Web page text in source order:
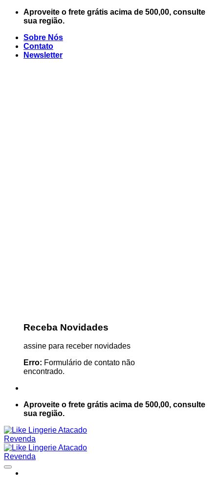
Skip
Aproveite o frete grátis acima de 500,00, consulte
sua região.
Sobre Nós
Contato
Newsletter
Receba Novidades
assine para receber novidades
Erro: Formulário de contato não
encontrado.
Aproveite o frete grátis acima de 500,00, consulte
sua região.